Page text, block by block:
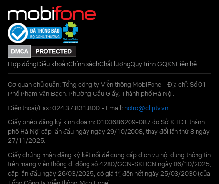
Hợp đồngĐiều khoảnChính sáchChất lượngQuy trình GQKNLiên hệ
Cơ quan chủ quản: Tổng công ty Viễn thông MobiFone - Địa chỉ: Số 01
Phố Phạm Văn Bạch, Phường Cầu Giấy, Thành phố Hà Nội.
Điện thoại/Fax: 024.37.831.800 - Email: hotro@cliptv.vn
Giấy phép đăng ký kinh doanh: 0100686209-087 do Sở KHĐT thành
phố Hà Nội cấp lần đầu ngày ngày 29/10/2008, thay đổi lần thứ 8 ngày
27/11/2025.
Giấy chứng nhận đăng ký kết nối để cung cấp dịch vụ nội dung thông tin
trên mạng viễn thông di động số 4280/GCN-SKHCN ngày 06/10/2025,
cấp lần đầu ngày 26/03/2025, có giá trị đến hết ngày 25/03/2030 (của